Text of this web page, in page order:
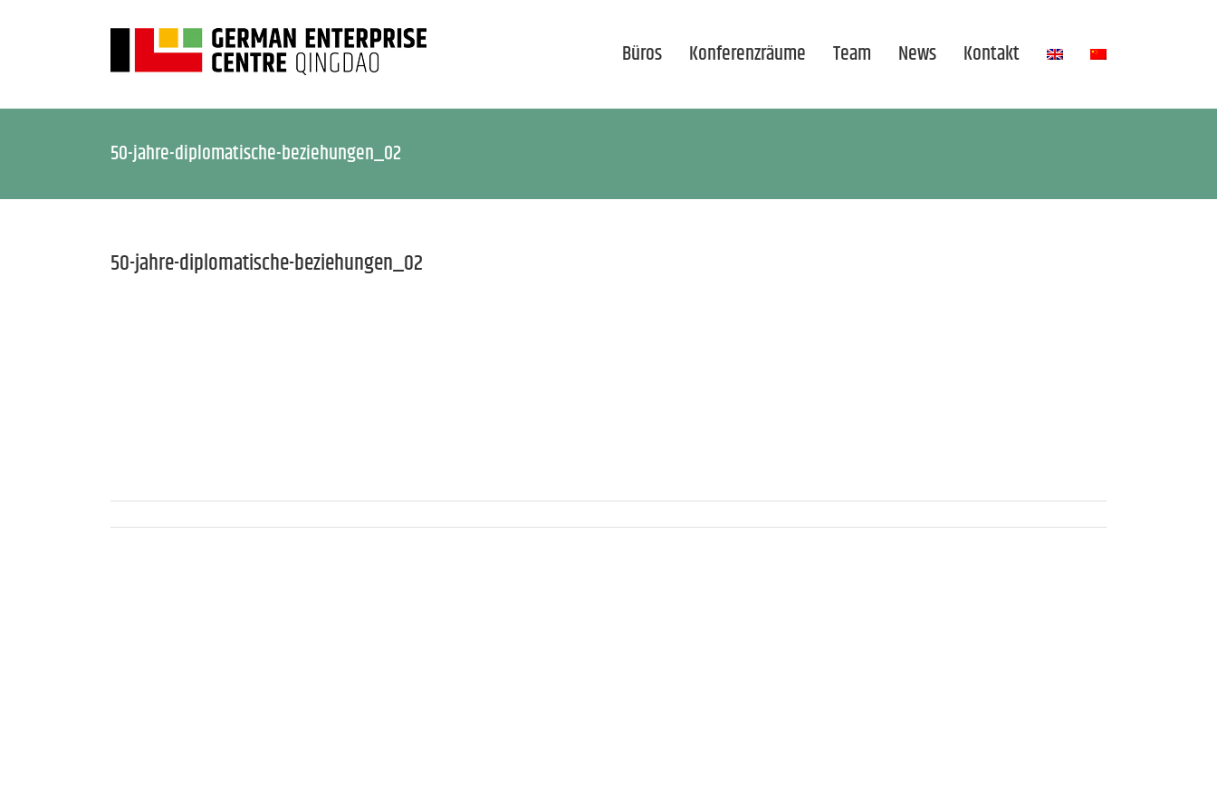
Büros Konferenzräume Team News Kontakt
50-jahre-diplomatische-beziehungen_02
50-jahre-diplomatische-beziehungen_02